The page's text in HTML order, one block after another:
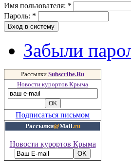
Имя пользователя: *
Пароль: *
Забыли
Рассылки Subscribe.Ru
Новости курортов Крыма
Подписаться письмом
Рассылки@Mail.ru
Новости курортов Крыма